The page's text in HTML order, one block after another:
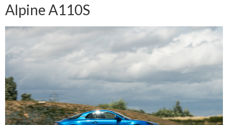
Alpine A110S